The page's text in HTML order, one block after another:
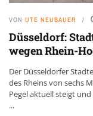
VON UTE NEUBAUER
Düsseldorf:
wegen Rhein-
Der Düsseldorfer
des Rheins von sechs
Pegel aktuell steigt
...